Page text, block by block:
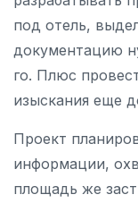
под отель,
документацию
го. Плюс
изыскания еще
Проект
информации,
площадь же